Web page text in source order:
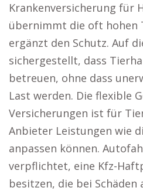
Krankenversicherung für
übernimmt die oft hohen
ergänzt den Schutz. Auf
sichergestellt, dass
betreuen, ohne dass
Last werden. Die flexible
Versicherungen ist für
Anbieter Leistungen wie
anpassen können.
verpflichtet, eine Kfz-
besitzen, die bei